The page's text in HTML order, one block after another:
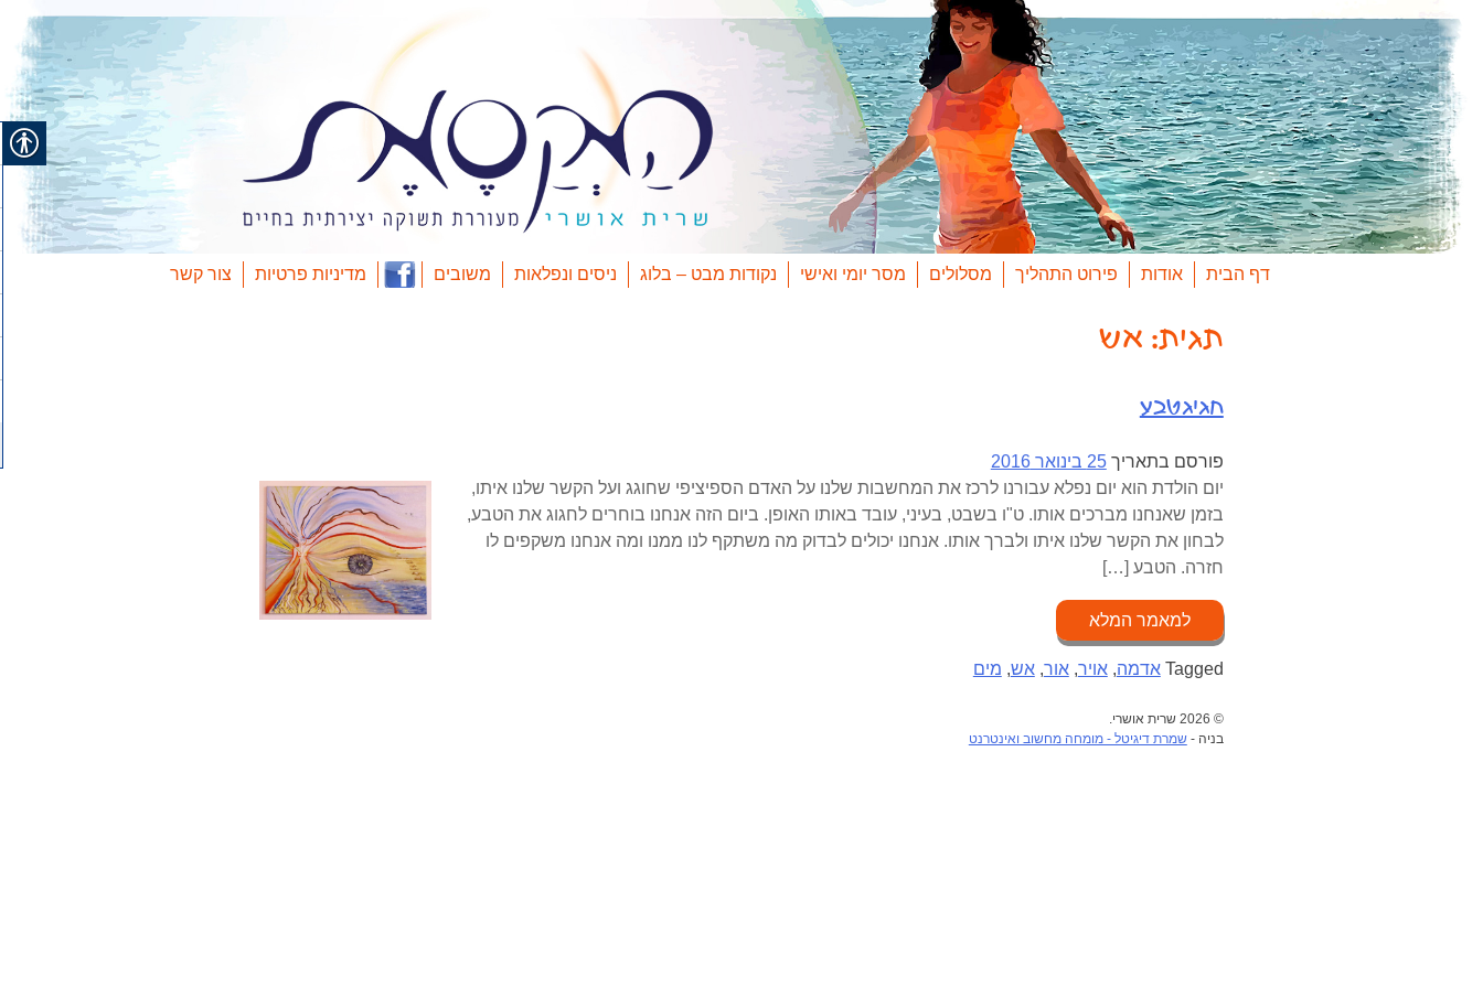
content
דף הבית אודות פירוט התהליך מסלולים מסר יומי ואישי נקודות מבט – בלוג ניסים ונפלאות משובים מדיניות פרטיות צור קשר
תגית: אש
חגיגטבע
פורסם בתאריך25 בינואר 2016
יום הולדת הוא יום נפלא עבורנו לרכז את המחשבות שלנו על האדם הספיציפי שחוגג ועל הקשר שלנו איתו,
בזמן שאנחנו מברכים אותו. ט"ו בשבט, בעיני, עובד באותו האופן. ביום הזה אנחנו בוחרים לחגוג את הטבע,
לבחון את הקשר שלנו איתו ולברך אותו. אנחנו יכולים לבדוק מה משתקף לנו ממנו ומה אנחנו משקפים לו
חזרה. הטבע […]
למאמר המלא
Tagged אדמה,אויר,אור,אש, מים
© 2026 שרית אושרי.
בניה -שמרת דיגיטל - מומחה מחשוב ואינטרנט